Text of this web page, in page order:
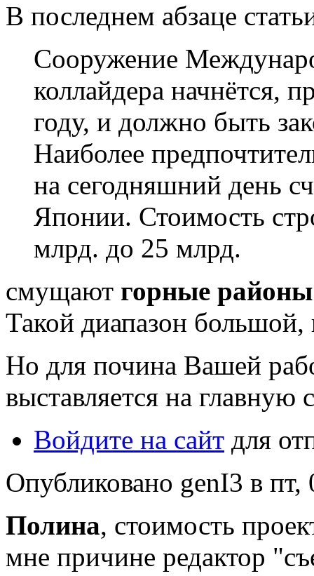
В последнем абзаце
Сооружение
коллайдера начнётся,
году, и должно быть
Наиболее
на сегодняшний день
Японии. Стоимость
млрд. до 25 млрд.
смущают горные
Такой диапазон большой,
Но для почина Вашей
выставляется на главную
Войдите на сайт для
Опубликовано genI3 в
Полина, стоимость
мне причине редактор